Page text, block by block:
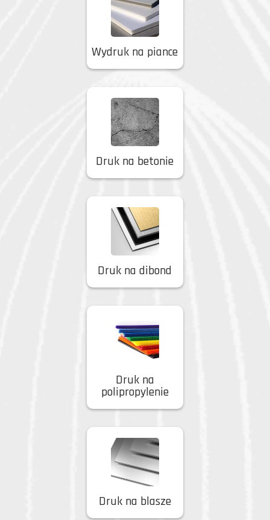
Wydruk na piance
Druk na betonie
Druk na dibond
Druk na
polipropylenie
Druk na blasze